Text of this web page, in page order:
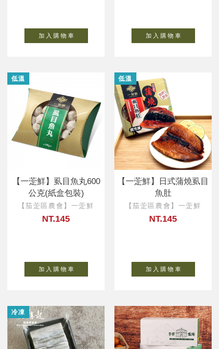
加 入 購 物 車 加 入 購 物 車
低溫
【一萣鮮】虱目魚丸600
公克(紙盒包裝)
【茄萣區農會】一萣鮮
NT.145
加 入 購 物 車
低溫
【一萣鮮】日式蒲燒虱目
魚肚
【茄萣區農會】一萣鮮
NT.145
加 入 購 物 車
冷凍